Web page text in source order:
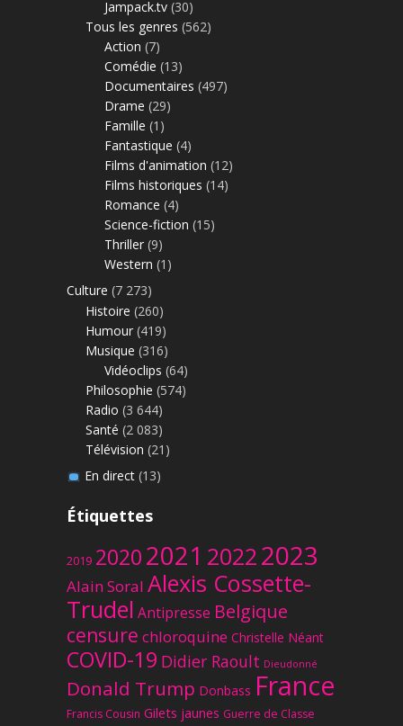
Jampack.tv (30)
Tous les genres (562)
Action (7)
Comédie (13)
Documentaires (497)
Drame (29)
Famille (1)
Fantastique (4)
Films d'animation (12)
Films historiques (14)
Romance (4)
Science-fiction (15)
Thriller (9)
Western (1)
Culture (7 273)
Histoire (260)
Humour (419)
Musique (316)
Vidéoclips (64)
Philosophie (574)
Radio (3 644)
Santé (2 083)
Télévision (21)
En direct(13)
Étiquettes
2019 20202021 20222023
Alain Soral Alexis Cossette-
Trudel Antipresse Belgique
censure chloroquine Christelle Néant
COVID-19 Didier Raoult Dieudonné
Donald Trump Donbass France
Francis Cousin Gilets jaunes Guerre de Classe